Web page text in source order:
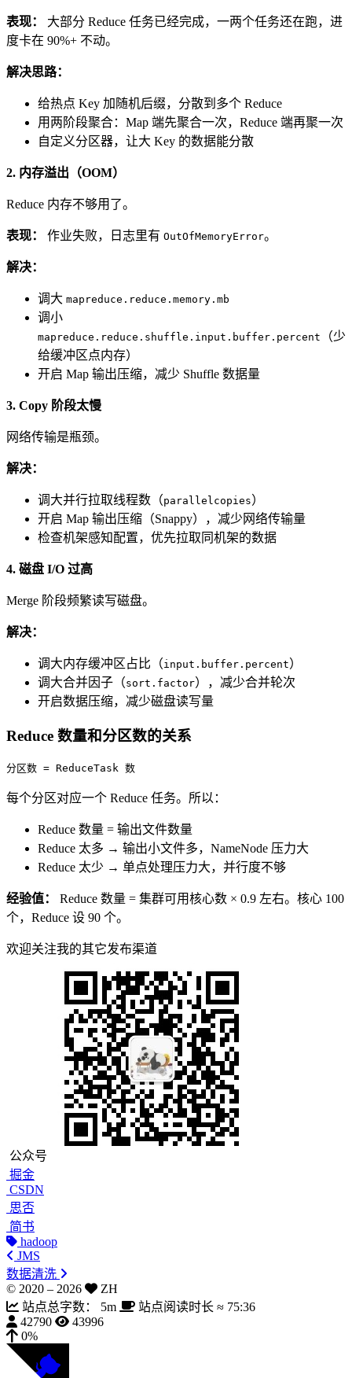
表现：
大部分 Reduce 任务已经完成，一两个任务还在跑，进
度卡在 90%+ 不动。
解决思路：
给热点 Key 加随机后缀，分散到多个 Reduce
用两阶段聚合：Map 端先聚合一次，Reduce 端再聚一次
自定义分区器，让大 Key 的数据能分散
2. 内存溢出（OOM）
Reduce 内存不够用了。
表现： 作业失败，日志里有 OutOfMemoryError。
解决：
调大 mapreduce.reduce.memory.mb
调小
mapreduce.reduce.shuffle.input.buffer.percent
（少
给缓冲区点内存）
开启 Map 输出压缩，减少 Shuffle 数据量
3. Copy 阶段太慢
网络传输是瓶颈。
解决：
调大并行拉取线程数（parallelcopies）
开启 Map 输出压缩（Snappy），减少网络传输量
检查机架感知配置，优先拉取同机架的数据
4. 磁盘 I/O 过高
Merge 阶段频繁读写磁盘。
解决：
调大内存缓冲区占比（input.buffer.percent）
调大合并因子（sort.factor），减少合并轮次
开启数据压缩，减少磁盘读写量
Reduce 数量和分区数的关系
分区数 = ReduceTask 数
每个分区对应一个 Reduce 任务。所以：
Reduce 数量 = 输出文件数量
Reduce 太多 → 输出小文件多，NameNode 压力大
Reduce 太少 → 单点处理压力大，并行度不够
经验值：
Reduce 数量 = 集群可用核心数 × 0.9 左右。核心 100
个，Reduce 设 90 个。
欢迎关注我的其它发布渠道
公众号
掘金
CSDN
思否
简书
hadoop
JMS
数据清洗
© 2020 – 2026
ZH
站点总字数：
5m 站点阅读时长 ≈ 75:36
42790
43996
0%